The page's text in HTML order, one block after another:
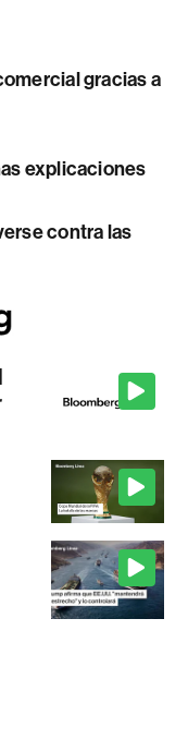
gracias a
explicaciones
contra las